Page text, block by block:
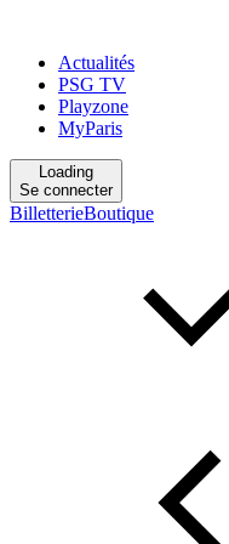
Actualités
PSG TV
Playzone
MyParis
Loading
Se connecter
BilletterieBoutique